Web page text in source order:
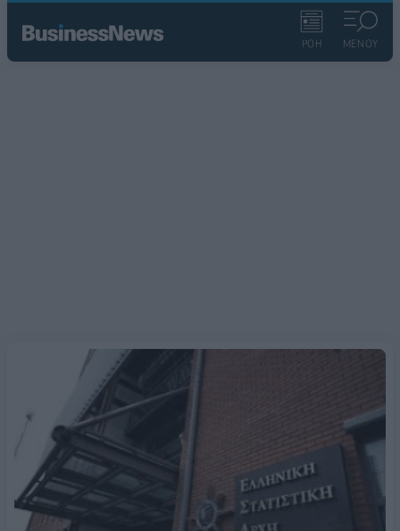
ΡΟΗ ΜΕΝΟΥ